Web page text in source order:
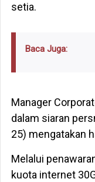
setia.
Baca Juga:
Manager
dalam siaran
25) mengatakan
Melalui
kuota internet